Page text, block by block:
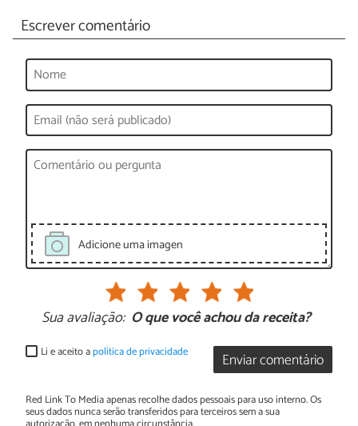
Escrever comentário
Adicione uma imagen
Sua avaliação: O que você achou da receita?
Enviar comentário
Li e aceito apolítica de privacidade
Red Link To Media apenas recolhe dados pessoais para uso interno. Os
seus dados nunca serão transferidos para terceiros sem a sua